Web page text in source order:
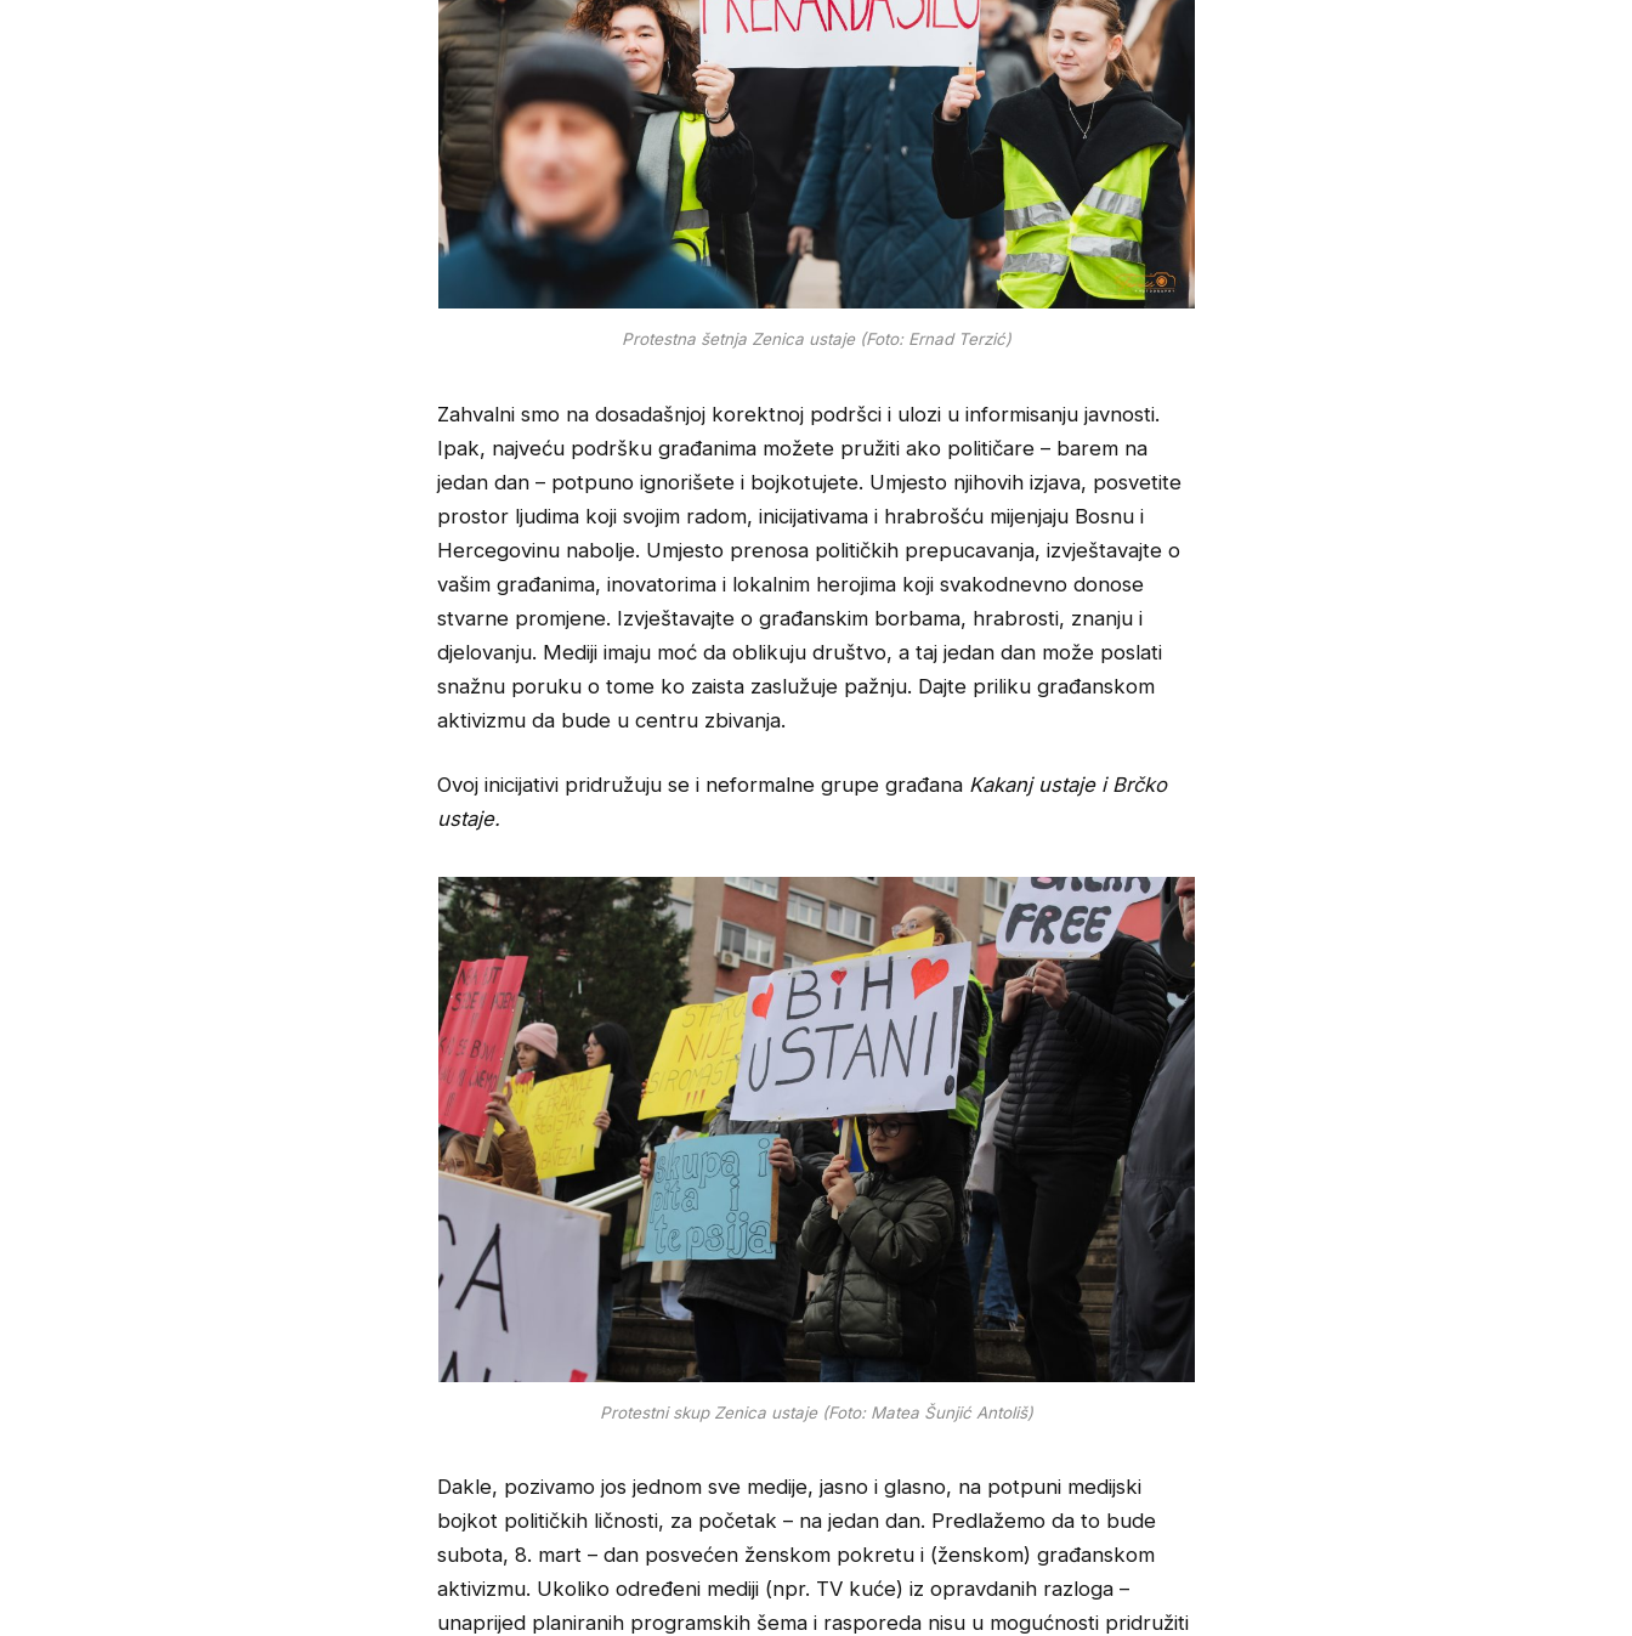
Protestna šetnja Zenica ustaje (Foto: Ernad Terzić)
Zahvalni smo na dosadašnjoj korektnoj podršci i ulozi u informisanju javnosti.
Ipak, najveću podršku građanima možete pružiti ako političare – barem na
jedan dan – potpuno ignorišete i bojkotujete. Umjesto njihovih izjava, posvetite
prostor ljudima koji svojim radom, inicijativama i hrabrošću mijenjaju Bosnu i
Hercegovinu nabolje. Umjesto prenosa političkih prepucavanja, izvještavajte o
vašim građanima, inovatorima i lokalnim herojima koji svakodnevno donose
stvarne promjene. Izvještavajte o građanskim borbama, hrabrosti, znanju i
djelovanju. Mediji imaju moć da oblikuju društvo, a taj jedan dan može poslati
snažnu poruku o tome ko zaista zaslužuje pažnju. Dajte priliku građanskom
aktivizmu da bude u centru zbivanja.
Ovoj inicijativi pridružuju se i neformalne grupe građana Kakanj ustaje i Brčko
ustaje.
Protestni skup Zenica ustaje (Foto: Matea Šunjić Antoliš)
Dakle, pozivamo jos jednom sve medije, jasno i glasno, na potpuni medijski
bojkot političkih ličnosti, za početak – na jedan dan. Predlažemo da to bude
subota, 8. mart – dan posvećen ženskom pokretu i (ženskom) građanskom
aktivizmu. Ukoliko određeni mediji (npr. TV kuće) iz opravdanih razloga –
unaprijed planiranih programskih šema i rasporeda nisu u mogućnosti pridružiti